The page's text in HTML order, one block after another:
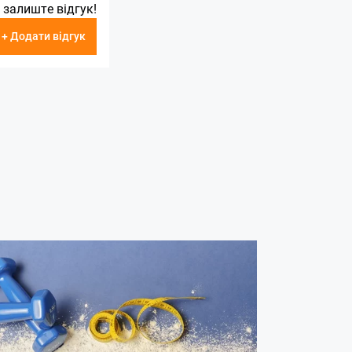
відгук!
+ Додати відгук